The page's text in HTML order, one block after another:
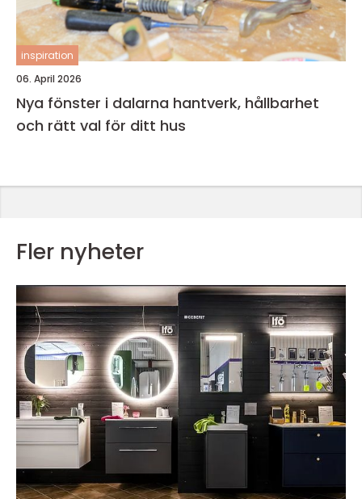
inspiration
06. April 2026
Nya fönster i dalarna hantverk, hållbarhet
och rätt val för ditt hus
Fler nyheter